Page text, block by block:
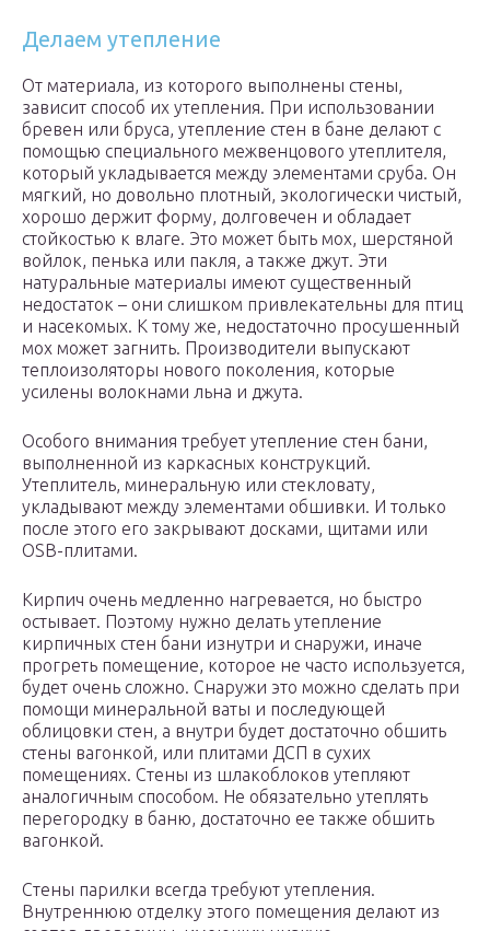
Делаем утепление
От материала, из которого выполнены стены,
зависит способ их утепления. При использовании
бревен или бруса, утепление стен в бане делают с
помощью специального межвенцового утеплителя,
который укладывается между элементами сруба. Он
мягкий, но довольно плотный, экологически чистый,
хорошо держит форму, долговечен и обладает
стойкостью к влаге. Это может быть мох, шерстяной
войлок, пенька или пакля, а также джут. Эти
натуральные материалы имеют существенный
недостаток – они слишком привлекательны для птиц
и насекомых. К тому же, недостаточно просушенный
мох может загнить. Производители выпускают
теплоизоляторы нового поколения, которые
усилены волокнами льна и джута.
Особого внимания требует утепление стен бани,
выполненной из каркасных конструкций.
Утеплитель, минеральную или стекловату,
укладывают между элементами обшивки. И только
после этого его закрывают досками, щитами или
ОSВ-плитами.
Кирпич очень медленно нагревается, но быстро
остывает. Поэтому нужно делать утепление
кирпичных стен бани изнутри и снаружи, иначе
прогреть помещение, которое не часто используется,
будет очень сложно. Снаружи это можно сделать при
помощи минеральной ваты и последующей
облицовки стен, а внутри будет достаточно обшить
стены вагонкой, или плитами ДСП в сухих
помещениях. Стены из шлакоблоков утепляют
аналогичным способом. Не обязательно утеплять
перегородку в баню, достаточно ее также обшить
вагонкой.
Стены парилки всегда требуют утепления.
Внутреннюю отделку этого помещения делают из